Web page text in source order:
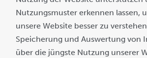
Nutzungsmuster erkennen lassen,
unsere Website besser zu
Speicherung und Auswertung von
über die jüngste Nutzung unserer